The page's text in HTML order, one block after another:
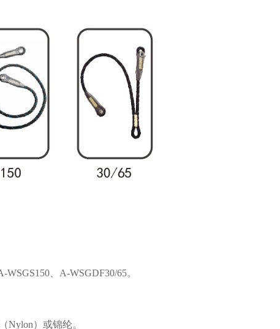
、A-WSGDF30/65。
）或锦纶。